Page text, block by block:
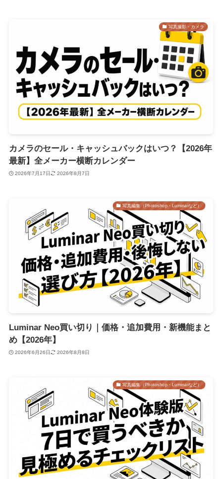
写真撮影・カメラ
カメラのセール・キャッシュバックはいつ？【2026年
最新】全メーカー横断カレンダー
2026年7月17日 2026年8月7日
写真編集（Photoshop・Luminarなど）
Luminar Neo買い切り｜価格・追加費用・新機能まと
め【2026年】
2026年6月26日 2026年8月8日
写真編集（Photoshop・Luminarなど）